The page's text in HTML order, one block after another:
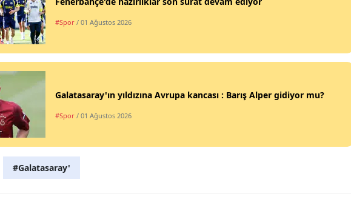
Sinop
Tekirdağ
#Spor / 01 Ağustos 2026
Galatasaray'ın yıldızına Avrupa kancası : Barış Alper gidiyor mu?
#Spor / 01 Ağustos 2026
#Galatasaray'